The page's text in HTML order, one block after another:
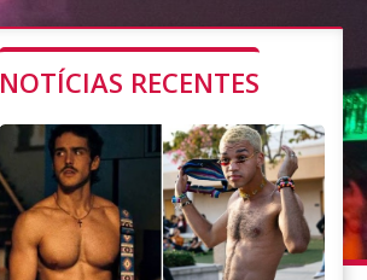
NOTÍCIAS RECENTES